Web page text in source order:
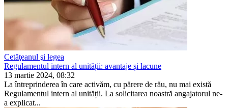
Cetăţeanul şi legea
Regulamentul intern al unității: avantaje și lacune
13 martie 2024, 08:32
La întreprinderea în care activăm, cu părere de rău, nu mai există
Regulamentul intern al unității. La solicitarea noastră angajatorul ne-
a explicat...